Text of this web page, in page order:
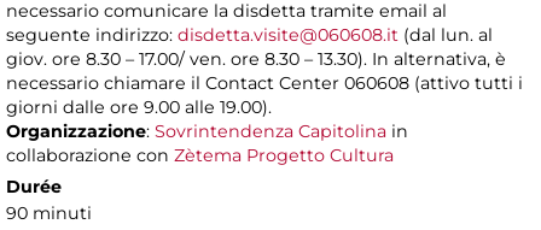
necessario comunicare la disdetta tramite email al
seguente indirizzo: disdetta.visite@060608.it (dal lun. al
giov. ore 8.30 – 17.00/ ven. ore 8.30 – 13.30). In alternativa, è
necessario chiamare il Contact Center 060608 (attivo tutti i
giorni dalle ore 9.00 alle 19.00).
Organizzazione: Sovrintendenza Capitolina in
collaborazione con Zètema Progetto Cultura
Durée
90 minuti